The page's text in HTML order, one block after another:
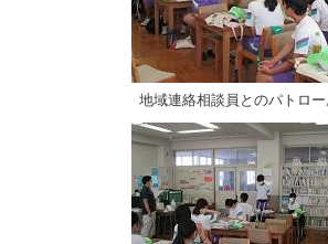
地域連絡相談員とのパトロ